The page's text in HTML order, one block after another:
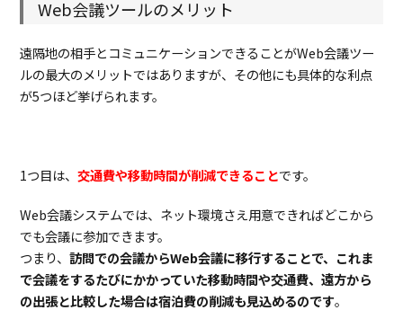
安
性
2.5.無料
で使
う
使う
3. 無料版
もあ
る便
利な
Web
会議
ツー
Web会議ツールのメリット
遠隔地の相手とコミュニケーションできることがWeb会議ツー
ルの最大のメリットではありますが、その他にも具体的な利点
が5つほど挙げられます。
1つ目は、交通費や移動時間が削減できることです。
Web会議システムでは、ネット環境さえ用意できればどこから
でも会議に参加できます。
つまり、訪問での会議からWeb会議に移行することで、これま
で会議をするたびにかかっていた移動時間や交通費、遠方から
の出張と比較した場合は宿泊費の削減も見込めるのです。